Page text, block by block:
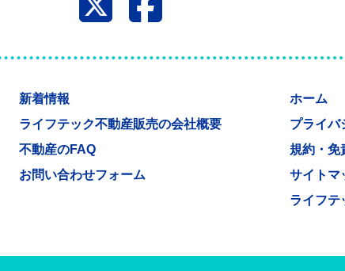
新着情報
ライフテック不動産販売の会社概要
不動産のFAQ
お問い合わせフォーム
ホーム
プライバ
規約・免
サイトマ
ライフテ